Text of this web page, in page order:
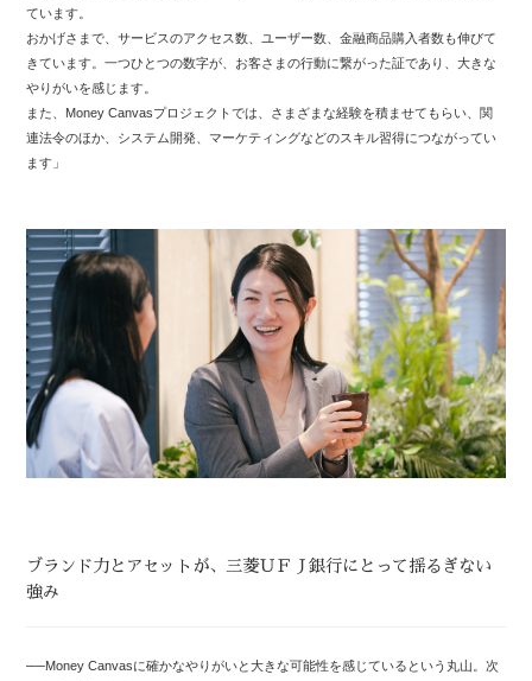
ています。
おかげさまで、サービスのアクセス数、ユーザー数、金融商品購入者数も伸びて
きています。一つひとつの数字が、お客さまの行動に繋がった証であり、大きな
やりがいを感じます。
また、Money Canvasプロジェクトでは、さまざまな経験を積ませてもらい、関
連法令のほか、システム開発、マーケティングなどのスキル習得につながってい
ます」
ブランド力とアセットが、三菱ＵＦＪ銀行にとって揺るぎない
強み
──Money Canvasに確かなやりがいと大きな可能性を感じているという丸山。次